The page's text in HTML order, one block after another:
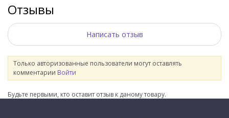
Отзывы
Написать отзыв
Только авторизованные пользователи могут оставлять
комментарии Войти
Будьте первыми, кто оставит отзыв к даному товару.